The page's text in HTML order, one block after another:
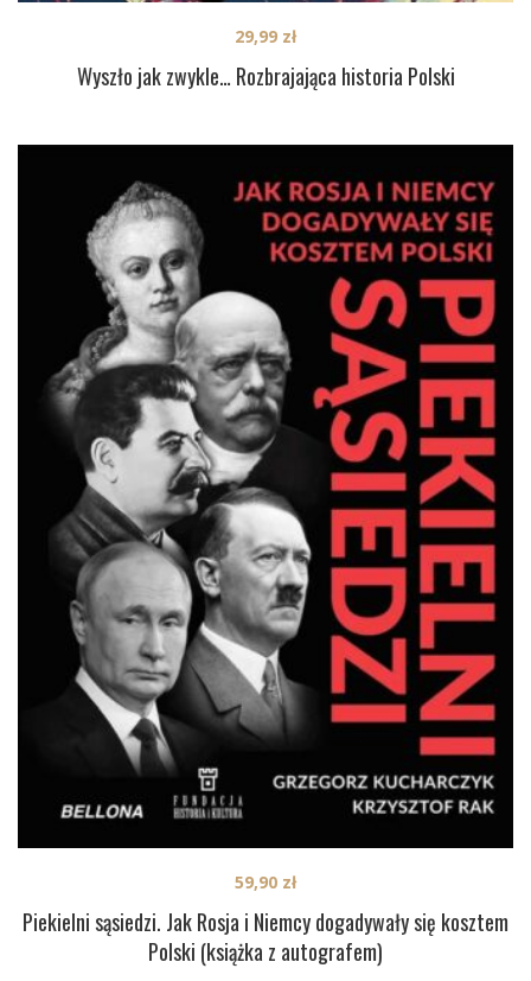
Wyszło jak zwykle… Rozbrajająca historia Polski
29,99 zł
Piekielni sąsiedzi. Jak Rosja i Niemcy dogadywały się kosztem
Polski (książka z autografem)
59,90 zł